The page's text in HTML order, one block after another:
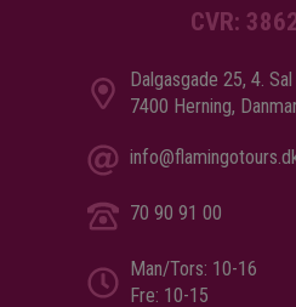
CVR:
Dalgasgade 25, 4. Sal
7400 Herning,
70 90 91 00
Man/Tors: 10-16
Fre: 10-15